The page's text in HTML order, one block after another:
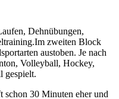
Dehnübungen,
zweiten Block
austoben. Je nach
Volleyball, Hockey,
gespielt.
30 Minuten eher und